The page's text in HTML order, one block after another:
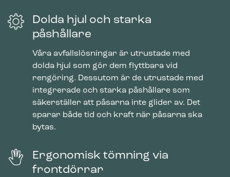
Dolda hjul och starka
påshållare
Våra avfallslösningar är utrustade med
dolda hjul som gör dem flyttbara vid
rengöring. Dessutom är de utrustade med
integrerade och starka påshållare som
säkerställer att påsarna inte glider av. Det
sparar både tid och kraft när påsarna ska
bytas.
Ergonomisk tömning via
frontdörrar